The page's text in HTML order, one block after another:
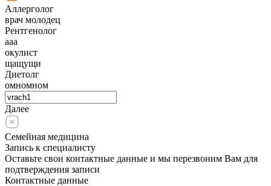
Аллерголог
врач молодец
Рентгенолог
ааа
окулист
щащущи
Диетолг
омномном
Далее
Семейная медицина
Запись к специалисту
Оставьте свои контактные данные и мы перезвоним Вам для
подтверждения записи
Контактные данные